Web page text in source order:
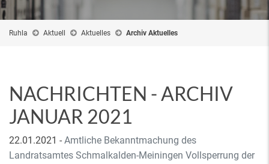
Ruhla Aktuell Aktuelles Archiv Aktuelles
NACHRICHTEN - ARCHIV
JANUAR 2021
22.01.2021 - Amtliche Bekanntmachung des
Landratsamtes Schmalkalden-Meiningen Vollsperrung der